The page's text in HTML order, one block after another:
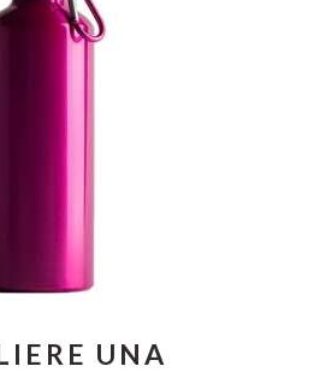
UNA